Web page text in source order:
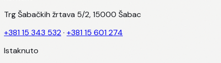
Trg Šabačkih žrtava 5/2, 15000 Šabac
+381 15 343 532· +381 15 601 274
Istaknuto